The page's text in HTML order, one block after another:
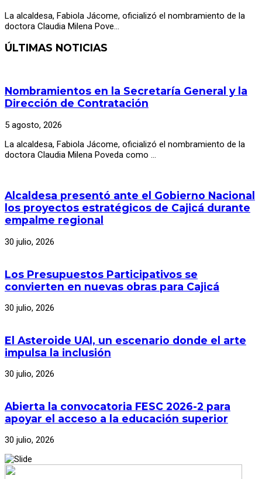
La alcaldesa, Fabiola Jácome, oficializó el nombramiento de la
doctora Claudia Milena Pove…
ÚLTIMAS NOTICIAS
Nombramientos en la Secretaría General y la
Dirección de Contratación
5 agosto, 2026
La alcaldesa, Fabiola Jácome, oficializó el nombramiento de la
doctora Claudia Milena Poveda como …
Alcaldesa presentó ante el Gobierno Nacional
los proyectos estratégicos de Cajicá durante
empalme regional
30 julio, 2026
Los Presupuestos Participativos se
convierten en nuevas obras para Cajicá
30 julio, 2026
El Asteroide UAI, un escenario donde el arte
impulsa la inclusión
30 julio, 2026
Abierta la convocatoria FESC 2026-2 para
apoyar el acceso a la educación superior
30 julio, 2026